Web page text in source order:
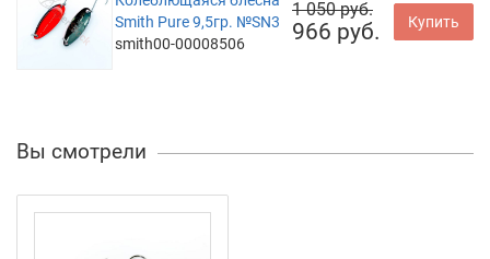
Smith Pure 9,5гр. №SN3
smith00-00008506
1 050 руб.
966 руб. Купить
Вы смотрели